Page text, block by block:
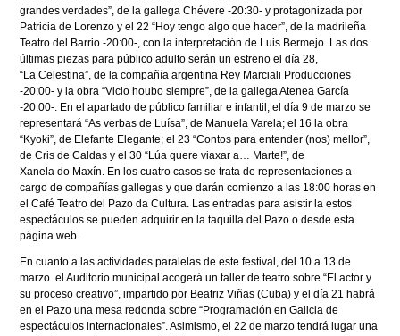
grandes verdades”, de la gallega Chévere -20:30- y protagonizada por
Patricia de Lorenzo y el 22 “Hoy tengo algo que hacer”, de la madrileña
Teatro del Barrio -20:00-, con la interpretación de Luis Bermejo. Las dos
últimas piezas para público adulto serán un estreno el día 28,
“La Celestina”, de la compañía argentina Rey Marciali Producciones
-20:00- y la obra “Vicio houbo siempre”, de la gallega Atenea García
-20:00-. En el apartado de público familiar e infantil, el día 9 de marzo se
representará “As verbas de Luísa”, de Manuela Varela; el 16 la obra
“Kyoki”, de Elefante Elegante; el 23 “Contos para entender (nos) mellor”,
de Cris de Caldas y el 30 “Lúa quere viaxar a… Marte!”, de
Xanela do Maxín. En los cuatro casos se trata de representaciones a
cargo de compañías gallegas y que darán comienzo a las 18:00 horas en
el Café Teatro del Pazo da Cultura. Las entradas para asistir la estos
espectáculos se pueden adquirir en la taquilla del Pazo o desde esta
página web.
En cuanto a las actividades paralelas de este festival, del 10 a 13 de
marzo el Auditorio municipal acogerá un taller de teatro sobre “El actor y
su proceso creativo”, impartido por Beatriz Viñas (Cuba) y el día 21 habrá
en el Pazo una mesa redonda sobre “Programación en Galicia de
espectáculos internacionales”. Asimismo, el 22 de marzo tendrá lugar una